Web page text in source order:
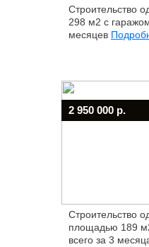
Строительство
298 м2 с
месяцев
2 950 000 р.
Строительство
площадью 189
всего за 3